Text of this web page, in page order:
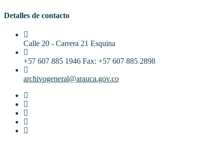
Detalles de contacto
Calle 20 - Carrera 21 Esquina
+57 607 885 1946 Fax: +57 607 885 2898
archivogeneral@arauca.gov.co